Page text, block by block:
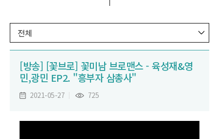
전체
[방송] [꽃브로] 꽃미남 브로맨스 - 육성재&영
민,광민 EP2. "흥부자 삼총사"
2021-05-27 725